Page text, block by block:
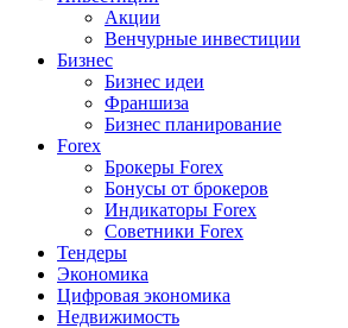
Акции
Венчурные инвестиции
Бизнес
Бизнес идеи
Франшиза
Бизнес планирование
Forex
Брокеры Forex
Бонусы от брокеров
Индикаторы Forex
Советники Forex
Тендеры
Экономика
Цифровая экономика
Недвижимость